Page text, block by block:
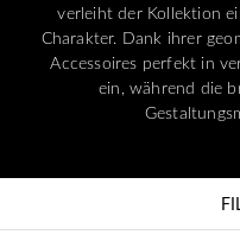
verleiht der Kollektion
Charakter. Dank ihrer
Accessoires perfekt in
ein, während die